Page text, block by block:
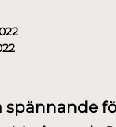
spännande